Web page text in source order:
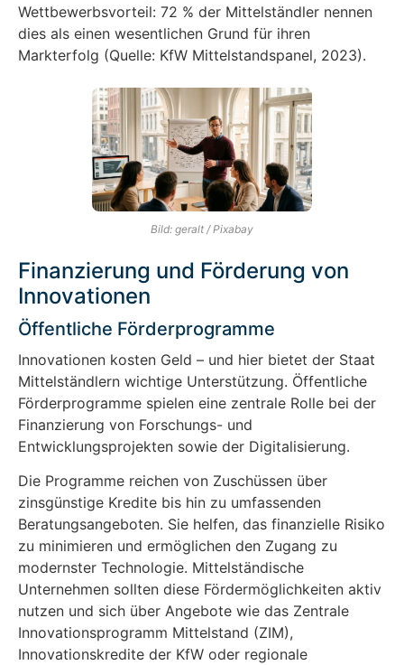
Wettbewerbsvorteil: 72 % der Mittelständler nennen
dies als einen wesentlichen Grund für ihren
Markterfolg (Quelle: KfW Mittelstandspanel, 2023).
Bild: geralt / Pixabay
Finanzierung und Förderung von
Innovationen
Öffentliche Förderprogramme
Innovationen kosten Geld – und hier bietet der Staat
Mittelständlern wichtige Unterstützung. Öffentliche
Förderprogramme spielen eine zentrale Rolle bei der
Finanzierung von Forschungs- und
Entwicklungsprojekten sowie der Digitalisierung.
Die Programme reichen von Zuschüssen über
zinsgünstige Kredite bis hin zu umfassenden
Beratungsangeboten. Sie helfen, das finanzielle Risiko
zu minimieren und ermöglichen den Zugang zu
modernster Technologie. Mittelständische
Unternehmen sollten diese Fördermöglichkeiten aktiv
nutzen und sich über Angebote wie das Zentrale
Innovationsprogramm Mittelstand (ZIM),
Innovationskredite der KfW oder regionale